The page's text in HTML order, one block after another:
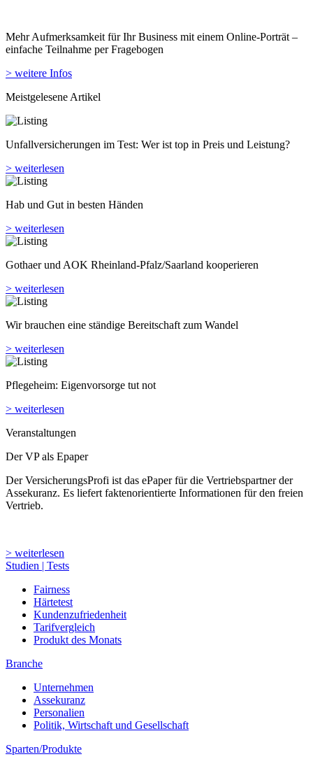
Mehr Aufmerksamkeit für Ihr Business mit einem Online-Porträt –
einfache Teilnahme per Fragebogen
> weitere Infos
Meistgelesene Artikel
Unfallversicherungen im Test: Wer ist top in Preis und Leistung?
> weiterlesen
Hab und Gut in besten Händen
> weiterlesen
Gothaer und AOK Rheinland-Pfalz/Saarland kooperieren
> weiterlesen
Wir brauchen eine ständige Bereitschaft zum Wandel
> weiterlesen
Pflegeheim: Eigenvorsorge tut not
> weiterlesen
Veranstaltungen
Der VP als Epaper
Der VersicherungsProfi ist das ePaper für die Vertriebspartner der
Assekuranz. Es liefert faktenorientierte Informationen für den freien
Vertrieb.
> weiterlesen
Studien | Tests
Fairness
Härtetest
Kundenzufriedenheit
Tarifvergleich
Produkt des Monats
Branche
Unternehmen
Assekuranz
Personalien
Politik, Wirtschaft und Gesellschaft
Sparten/Produkte